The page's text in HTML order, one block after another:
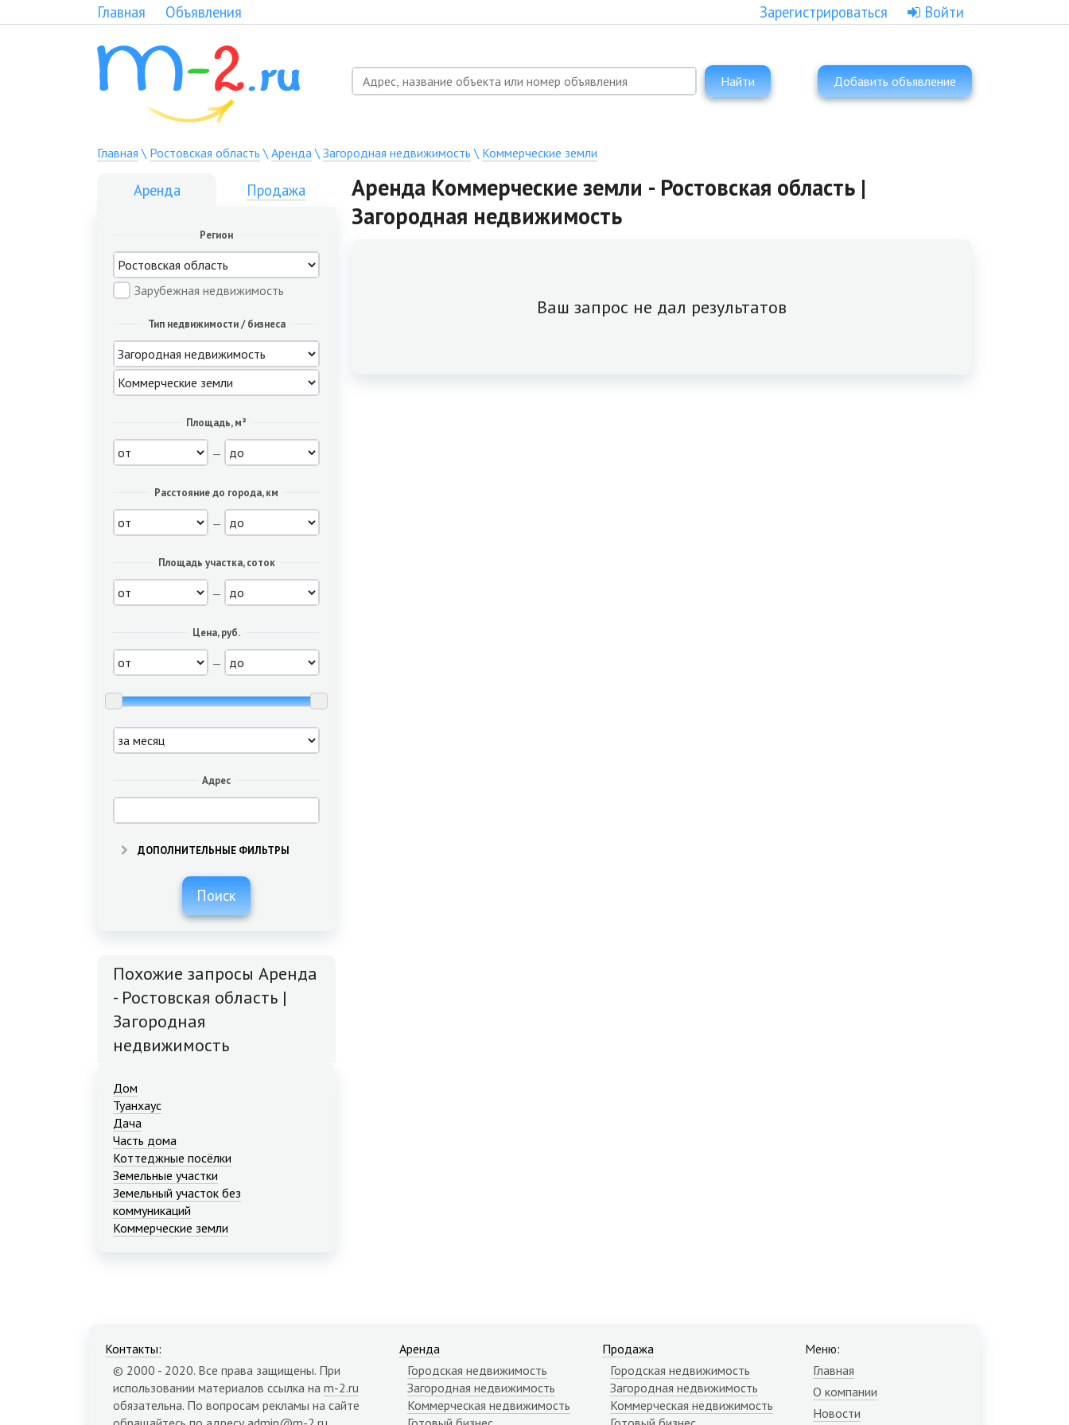
Главная Объявления Зарегистрироваться Войти
Найти Добавить объявление
Главная \ Ростовская область \ Аренда\ Загородная недвижимость \ Коммерческие земли
Аренда Продажа
Регион
Зарубежная недвижимость
Тип недвижимости / бизнеса
Площадь, м²
—
Расстояние до города, км
—
Площадь участка, соток
—
Цена, руб.
—
Адрес
ДОПОЛНИТЕЛЬНЫЕ ФИЛЬТРЫ
Поиск
Похожие запросы Аренда
- Ростовская область |
Загородная
недвижимость
Дом
Туанхаус
Дача
Часть дома
Коттеджные посёлки
Земельные участки
Земельный участок без
коммуникаций
Коммерческие земли
Аренда Коммерческие земли - Ростовская область |
Загородная недвижимость
Ваш запрос не дал результатов
Контакты:
© 2000 - 2020. Все права защищены. При
использовании материалов ссылка на m-2.ru
обязательна. По вопросам рекламы на сайте
Аренда
Городская недвижимость
Загородная недвижимость
Коммерческая недвижимость
Продажа
Городская недвижимость
Загородная недвижимость
Коммерческая недвижимость
Меню:
Главная
О компании
Новости